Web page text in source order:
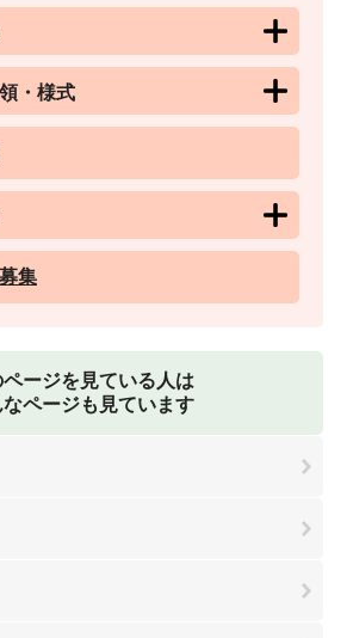
・様式
集
ページを見ている人は
なページも見ています